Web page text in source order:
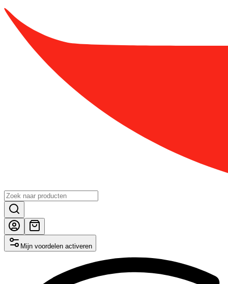
Mijn voordelen activeren